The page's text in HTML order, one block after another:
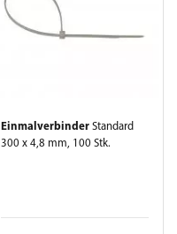
Einmalverbinder Standard
300 x 4,8 mm, 100 Stk.